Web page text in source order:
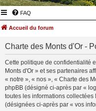
FAQ
Accueil du forum
Charte des Monts d'Or -
Cette politique de confidentialité
Monts d'Or » et ses partenaires
« notre », « nos », « Charte des
phpBB (désigné ci-après par «
toutes les informations collectées
(désignées ci-après par « vos